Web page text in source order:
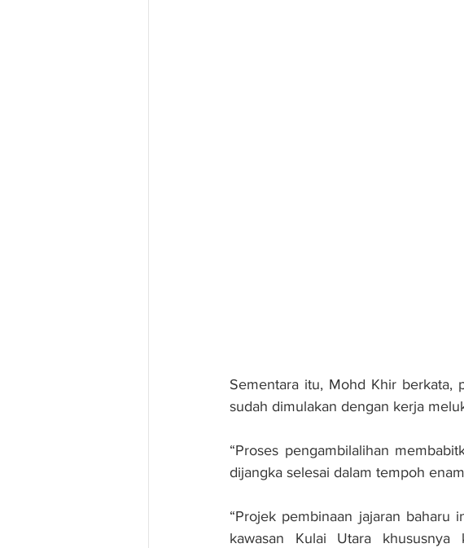
Sementara itu, Mohd Khir berkata,
sudah dimulakan dengan kerja
“Proses pengambilalihan
dijangka selesai dalam tempoh
“Projek pembinaan jajaran
kawasan Kulai Utara khususnya